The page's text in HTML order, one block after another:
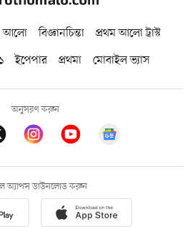
আলো বিজ্ঞানচিন্তা
প্রথম আলো ট্রাস্ট
ইপেপার প্রথমা মোবাইল ভ্যাস
অনুসরণ করুন
অ্যাপস ডাউনলোড করুন